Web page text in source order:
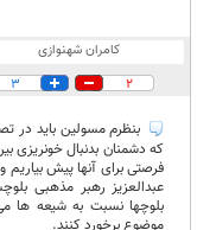
کامران شهنوازی
2
3
بنظرم مسولین باید در
که دشمنان بدنبال خونریزی
فرصتی برای آنها پیش
عبدالعزیز رهبر مذهبی
بلوچها نسبت به شیعه ها
موضوع برخورد کنند.